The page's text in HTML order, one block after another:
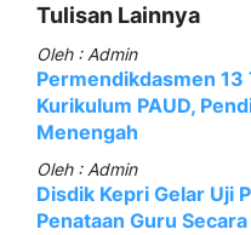
Tulisan Lainnya
Oleh : Admin
Permendikdasmen 13
Kurikulum PAUD,
Menengah
Oleh : Admin
Disdik Kepri Gelar Uji
Penataan Guru